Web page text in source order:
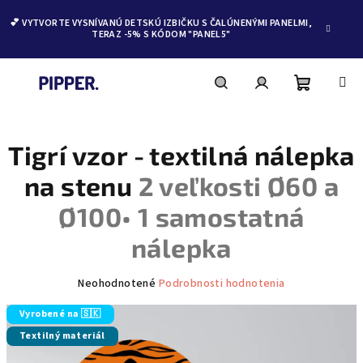
obsah
💕 VYTVORTE VYSNÍVANÚ DETSKÚ IZBIČKU S ČALÚNENÝMI PANELMI,
TERAZ -5% S KÓDOM "PANEL5"
košík
Tigrí vzor - textilná nálepka
na stenu 2 veľkosti Ø60 a
Ø100• 1 samostatná
nálepka
produktu
je
0,0
Neohodnotené Podrobnosti hodnotenia
Vyrobené na 🇸🇰
Textilný materiál